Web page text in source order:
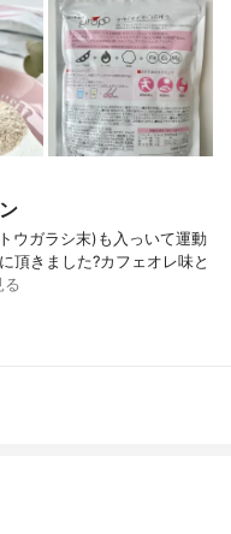
ウガラシ末)も入っいて運動
頂きました?カフェオレ味と
る